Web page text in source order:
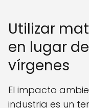
Utilizar
en lugar
vírgenes
El impacto
industria es un